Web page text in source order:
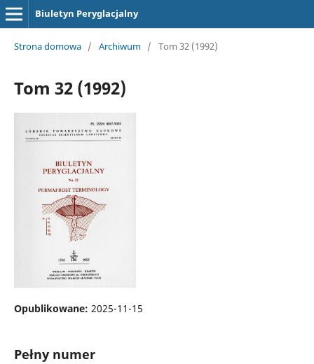
Biuletyn Peryglacjalny
Strona domowa / Archiwum / Tom 32 (1992)
Tom 32 (1992)
Opublikowane: 2025-11-15
Pełny numer